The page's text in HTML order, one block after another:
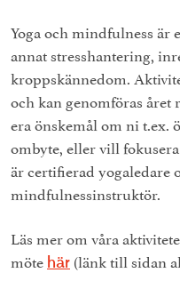
Yoga och mindfulness är
annat stresshantering,
kroppskännedom.
och kan genomföras året
era önskemål om ni t.ex.
ombyte, eller vill
är certifierad yogaledare
mindfulnessinstruktör.
Läs mer om våra
möte här (länk till sidan